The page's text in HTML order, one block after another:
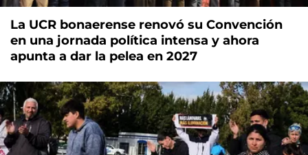
La UCR bonaerense renovó su Convención
en una jornada política intensa y ahora
apunta a dar la pelea en 2027